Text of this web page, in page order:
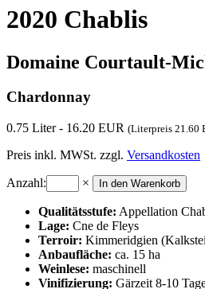
2020 Chablis
Domaine Courtault-
Chardonnay
0.75 Liter - 16.20 EUR (Literpreis 21.60
Preis inkl. MWSt. zzgl. Versandkosten
Anzahl: ×
Qualitätsstufe: Appellation
Lage: Cne de Fleys
Terroir: Kimmeridgien
Anbaufläche: ca. 15 ha
Weinlese: maschinell
Vinifizierung: Gärzeit 8-10